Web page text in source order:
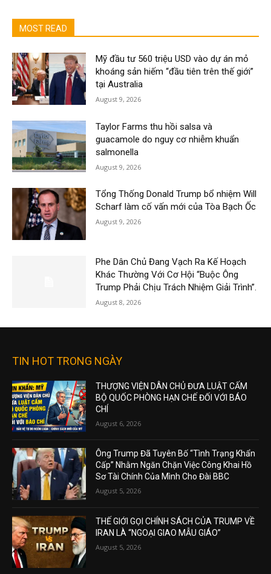
MOST READ
Mỹ đầu tư 560 triệu USD vào dự án mỏ
khoáng sản hiếm “đầu tiên trên thế giới”
tại Australia
August 9, 2026
Taylor Farms thu hồi salsa và
guacamole do nguy cơ nhiễm khuẩn
salmonella
August 9, 2026
Tổng Thống Donald Trump bổ nhiệm Will
Scharf làm cố vấn mới của Tòa Bạch Ốc
August 9, 2026
Phe Dân Chủ Đang Vạch Ra Kế Hoạch
Khác Thường Với Cơ Hội “Buộc Ông
Trump Phải Chịu Trách Nhiệm Giải Trình”.
August 8, 2026
TIN HOT TRONG NGÀY
THƯỢNG VIỆN DÂN CHỦ ĐƯA LUẬT CẤM
BỘ QUỐC PHÒNG HẠN CHẾ ĐỐI VỚI BÁO
CHÍ
August 6, 2026
Ông Trump Đã Tuyên Bố “Tình Trạng Khẩn
Cấp” Nhằm Ngăn Chặn Việc Công Khai Hồ
Sơ Tài Chính Của Mình Cho Đài BBC
August 5, 2026
THẾ GIỚI GỌI CHÍNH SÁCH CỦA TRUMP VỀ
IRAN LÀ “NGOẠI GIAO MẪU GIÁO”
August 5, 2026